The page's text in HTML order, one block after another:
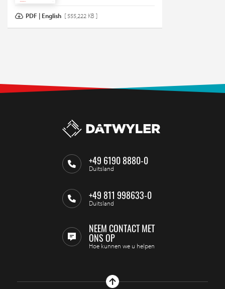
PDF | English [ 555,222 KB ]
+49 6190 8880-0
Duitsland
+49 811 998633-0
Duitsland
NEEM CONTACT MET
ONS OP
Hoe kunnen we u helpen